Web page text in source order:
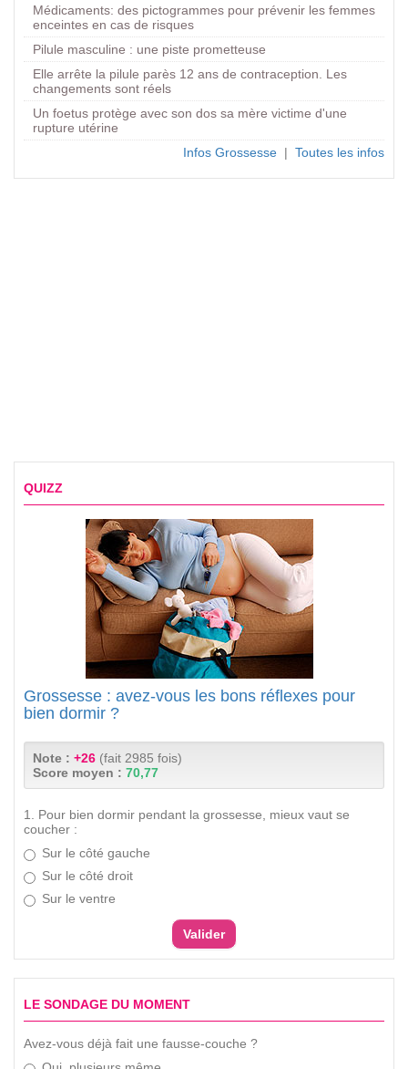
Médicaments: des pictogrammes pour prévenir les femmes
enceintes en cas de risques
Pilule masculine : une piste prometteuse
Elle arrête la pilule parès 12 ans de contraception. Les
changements sont réels
Un foetus protège avec son dos sa mère victime d'une
rupture utérine
Infos Grossesse | Toutes les infos
QUIZZ
Grossesse : avez-vous les bons réflexes pour
bien dormir ?
Note : +26 (fait 2985 fois)
Score moyen : 70,77
1. Pour bien dormir pendant la grossesse, mieux vaut se
coucher :
Sur le côté gauche
Sur le côté droit
Sur le ventre
LE SONDAGE DU MOMENT
Avez-vous déjà fait une fausse-couche ?